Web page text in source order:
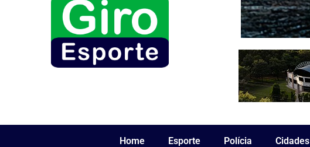
Home Esporte Polícia Cidades